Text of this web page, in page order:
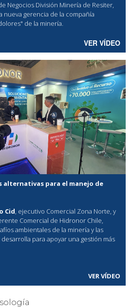
Negocios División Minería de Resiter,
nueva gerencia de la compañía
de la minería.
VER VÍDEO
alternativas para el manejo de
Cid, ejecutivo Comercial Zona Norte, y
Comercial de Hidronor Chile,
ambientales de la minería y las
para apoyar una gestión más
VER VÍDEO